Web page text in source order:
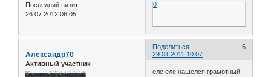
Последний визит:
26.07.2012 06:05
0
Поделиться
6
29.01.2011 10:07
Александр70
Активный участник
еле еле нашелся грамотный